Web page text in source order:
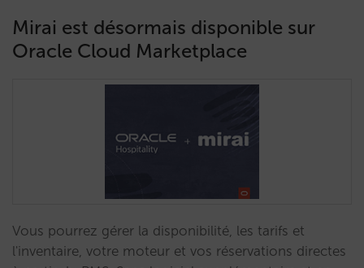
Mirai est désormais disponible sur
Oracle Cloud Marketplace
Vous pourrez gérer la disponibilité, les tarifs et
l'inventaire, votre moteur et vos réservations directes